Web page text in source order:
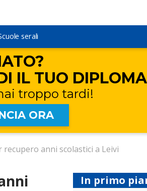
serali
serali
IL TUO
troppo tardi!
ORA
recupero anni scolastici a Leivi
AL PIÙ PRESTO
In primo